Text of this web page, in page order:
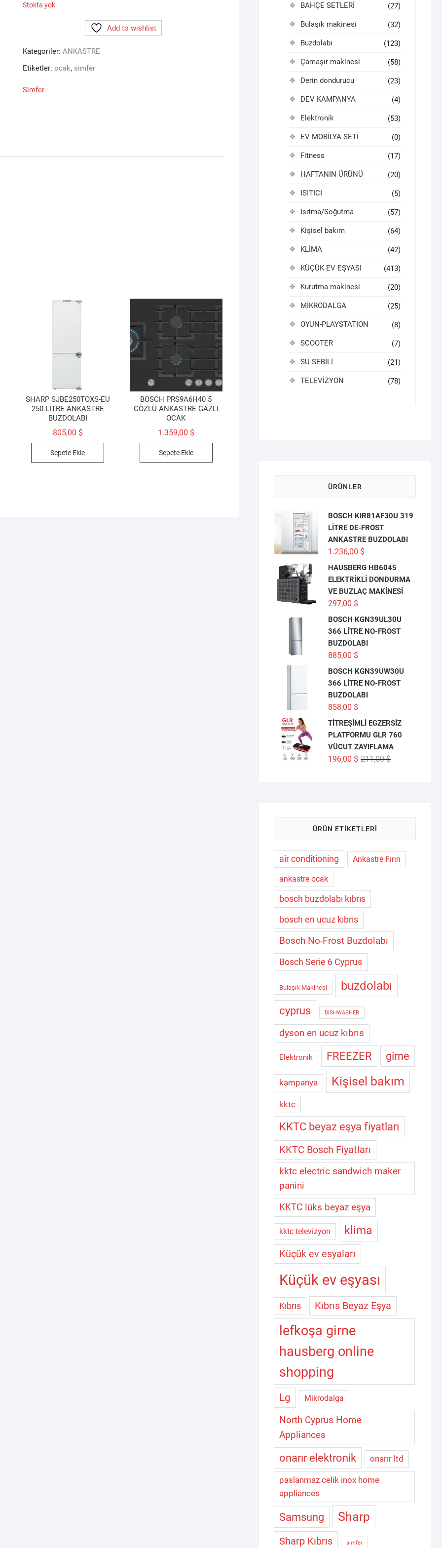
Stokta yok
Add to wishlist
Kategoriler: ANKASTRE
Etiketler: ocak, simfer
Simfer
SHARP SJBE250TOXS-EU
250 LİTRE ANKASTRE
BUZDOLABI
805,00 $
Sepete Ekle
BOSCH PRS9A6H40 5
GÖZLÜ ANKASTRE GAZLI
OCAK
1.359,00 $
Sepete Ekle
BAHÇE SETLERİ (27)
Bulaşık makinesi (32)
Buzdolabı (123)
Çamaşır makinesi (58)
Derin dondurucu (23)
DEV KAMPANYA (4)
Elektronik (53)
EV MOBİLYA SETİ (0)
Fitness (17)
HAFTANIN ÜRÜNÜ (20)
ISITICI (5)
Isıtma/Soğutma (57)
Kişisel bakım (64)
KLİMA (42)
KÜÇÜK EV EŞYASI (413)
Kurutma makinesi (20)
MİKRODALGA (25)
OYUN-PLAYSTATION (8)
SCOOTER (7)
SU SEBİLİ (21)
TELEVİZYON (78)
ÜRÜNLER
BOSCH KIR81AF30U 319
LİTRE DE-FROST
ANKASTRE BUZDOLABI
1.236,00 $
HAUSBERG HB6045
ELEKTRİKLİ DONDURMA
VE BUZLAÇ MAKİNESİ
297,00 $
BOSCH KGN39UL30U
366 LİTRE NO-FROST
BUZDOLABI
885,00 $
BOSCH KGN39UW30U
366 LİTRE NO-FROST
BUZDOLABI
858,00 $
TİTREŞİMLİ EGZERSİZ
PLATFORMU GLR 760
VÜCUT ZAYIFLAMA
211,00$Orijinal
196,00 $
Şu
ÜRÜN ETIKETLERI
air conditioning Ankastre Fırın
ankastre ocak
bosch buzdolabı kıbrıs
bosch en ucuz kıbrıs
Bosch No-Frost Buzdolabı
Bosch Serie 6 Cyprus
Bulaşık Makinesi buzdolabı
cyprus DISHWASHER
dyson en ucuz kıbrıs
Elektronik FREEZER girne
kampanya Kişisel bakım
kktc
KKTC beyaz eşya fiyatları
KKTC Bosch Fiyatları
kktc electric sandwich maker
panini
KKTC lüks beyaz eşya
kktc televizyon klima
Küçük ev esyaları
Küçük ev eşyası
Kıbrıs Kıbrıs Beyaz Eşya
lefkoşa girne
hausberg online
shopping
Lg Mikrodalga
North Cyprus Home
Appliances
onarır elektronik onarır ltd
paslanmaz celik inox home
appliances
Samsung Sharp
Sharp Kıbrıs simfer